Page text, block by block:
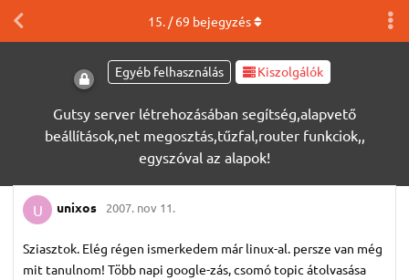
Egyéb felhasználás Kiszolgálók
Gutsy server létrehozásában segítség,alapvető
beállítások,net megosztás,tűzfal,router funkciok,,
egyszóval az alapok!
15. /69 bejegyzés
U unixos 2007. nov 11.
Sziasztok. Elég régen ismerkedem már linux-al. persze van még
mit tanulnom! Több napi google-zás, csomó topic átolvasása